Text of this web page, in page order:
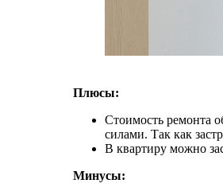
Плюсы:
Стоимость ремонта
силами. Так как
В квартиру можно
Минусы: